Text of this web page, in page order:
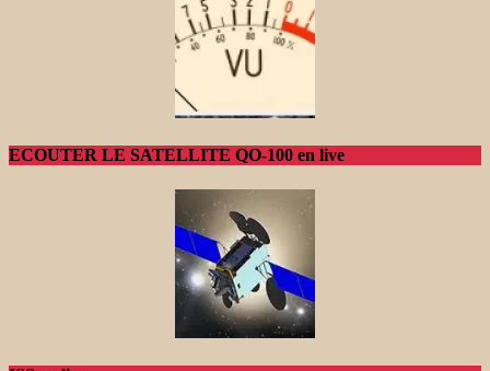
ECOUTER LE SATELLITE QO-100 en live